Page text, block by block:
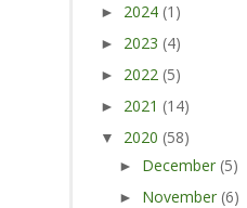
► 2024 (1)
► 2023 (4)
► 2022 (5)
► 2021 (14)
▼ 2020 (58)
► December (5)
► November (6)